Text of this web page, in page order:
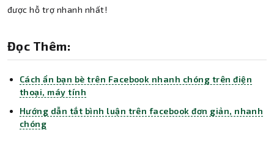
được hỗ trợ nhanh nhất!
Đọc Thêm:
Cách ẩn bạn bè trên Facebook nhanh chóng trên điện
thoại, máy tính
Hướng dẫn tắt bình luận trên facebook đơn giản, nhanh
chóng